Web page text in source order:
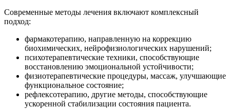
Современные методы лечения включают комплексный
подход:
фармакотерапию, направленную на коррекцию
биохимических, нейрофизиологических нарушений;
психотерапевтические техники, способствующие
восстановлению эмоциональной устойчивости;
физиотерапевтические процедуры, массаж, улучшающие
функциональное состояние;
рефлексотерапию, другие методы, способствующие
ускоренной стабилизации состояния пациента.